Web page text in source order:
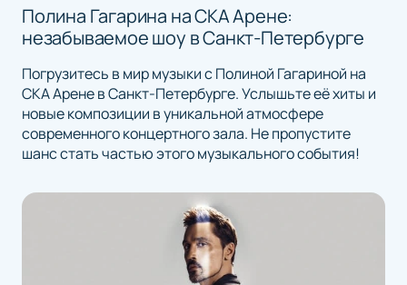
Полина Гагарина на СКА Арене:
незабываемое шоу в Санкт-Петербурге
Погрузитесь в мир музыки с Полиной Гагариной на
СКА Арене в Санкт-Петербурге. Услышьте её хиты и
новые композиции в уникальной атмосфере
современного концертного зала. Не пропустите
шанс стать частью этого музыкального события!